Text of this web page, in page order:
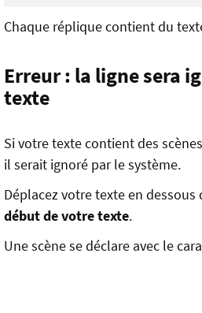
Chaque réplique contient du
Erreur : la ligne sera
texte
Si votre texte contient des
il serait ignoré par le système.
Déplacez votre texte en dessous
début de votre texte.
Une scène se déclare avec le